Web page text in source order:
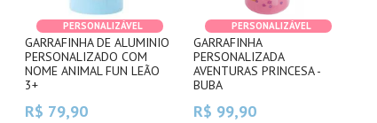
PERSONALIZÁVEL
GARRAFINHA DE ALUMINIO
PERSONALIZADO COM
NOME ANIMAL FUN LEÃO
3+
R$ 79,90
PERSONALIZÁVEL
GARRAFINHA
PERSONALIZADA
AVENTURAS PRINCESA -
BUBA
R$ 99,90